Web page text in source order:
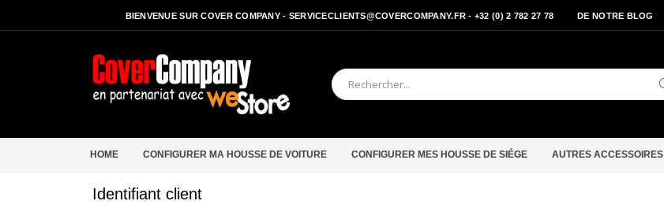
BIENVENUE SUR COVER COMPANY - SERVICECLIENTS@COVERCOMPANY.FR - +32 (0) 2 782 27 78 DE NOTRE BLOG
HOME CONFIGURER MA HOUSSE DE VOITURE CONFIGURER MES HOUSSE DE SIÉGE AUTRES ACCESSOIRES
Identifiant client